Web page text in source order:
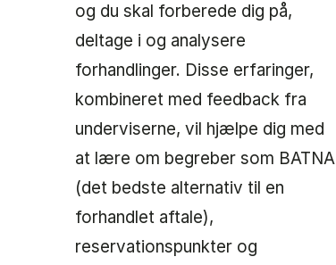
og du skal forberede dig på,
deltage i og analysere
forhandlinger. Disse erfaringer,
kombineret med feedback fra
underviserne, vil hjælpe dig med
at lære om begreber som BATNA
(det bedste alternativ til en
forhandlet aftale),
reservationspunkter og